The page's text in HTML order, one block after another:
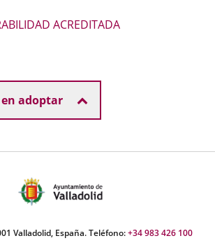
ACREDITADA
adoptar
Valladolid, España. Teléfono:+34 983 426 100